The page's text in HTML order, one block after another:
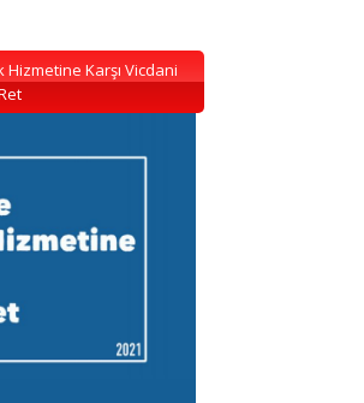
Hizmetine Karşı Vicdani